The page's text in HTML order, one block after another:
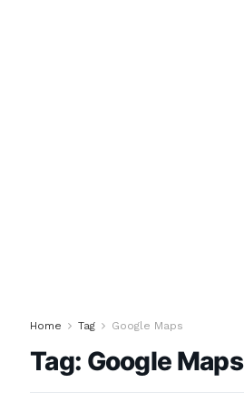
Home Tag Google Maps
Tag: Google Maps